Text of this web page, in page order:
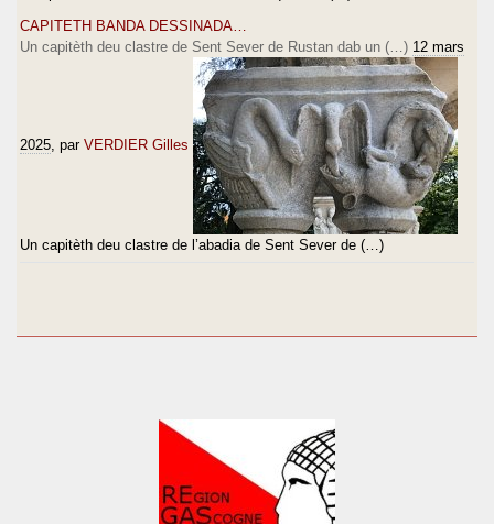
CAPITETH BANDA DESSINADA…
Un capitèth deu clastre de Sent Sever de Rustan dab un (…) 12 mars
2025 , par VERDIER Gilles
Un capitèth deu clastre de l’abadia de Sent Sever de (…)